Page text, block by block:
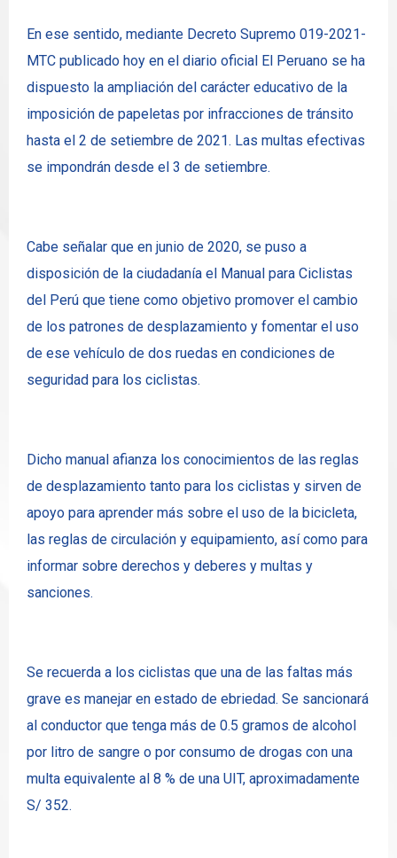
En ese sentido, mediante Decreto Supremo 019-2021-
MTC publicado hoy en el diario oficial El Peruano se ha
dispuesto la ampliación del carácter educativo de la
imposición de papeletas por infracciones de tránsito
hasta el 2 de setiembre de 2021. Las multas efectivas
se impondrán desde el 3 de setiembre.
Cabe señalar que en junio de 2020, se puso a
disposición de la ciudadanía el Manual para Ciclistas
del Perú que tiene como objetivo promover el cambio
de los patrones de desplazamiento y fomentar el uso
de ese vehículo de dos ruedas en condiciones de
seguridad para los ciclistas.
Dicho manual afianza los conocimientos de las reglas
de desplazamiento tanto para los ciclistas y sirven de
apoyo para aprender más sobre el uso de la bicicleta,
las reglas de circulación y equipamiento, así como para
informar sobre derechos y deberes y multas y
sanciones.
Se recuerda a los ciclistas que una de las faltas más
grave es manejar en estado de ebriedad. Se sancionará
al conductor que tenga más de 0.5 gramos de alcohol
por litro de sangre o por consumo de drogas con una
multa equivalente al 8 % de una UIT, aproximadamente
S/ 352.